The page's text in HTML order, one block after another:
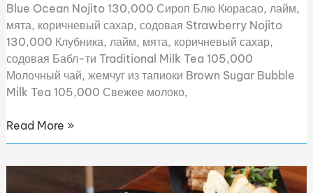
Blue Ocean Nojito 130,000 Сироп Блю Кюрасао, лайм,
мята, коричневый сахар, содовая Strawberry Nojito
130,000 Клубника, лайм, мята, коричневый сахар,
содовая Бабл-ти Traditional Milk Tea 105,000
Молочный чай, жемчуг из тапиоки Brown Sugar Bubble
Milk Tea 105,000 Свежее молоко,
Read More »